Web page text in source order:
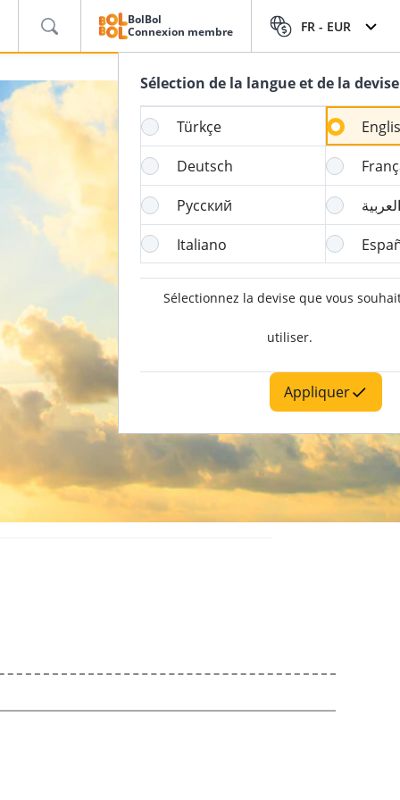
BolBol
Connexion membre
FR - EUR
Sélection de la langue et de la devise
Türkçe
Deutsch
Русский
العربية
Italiano
Sélectionnez la devise que vous
utiliser.
Appliquer